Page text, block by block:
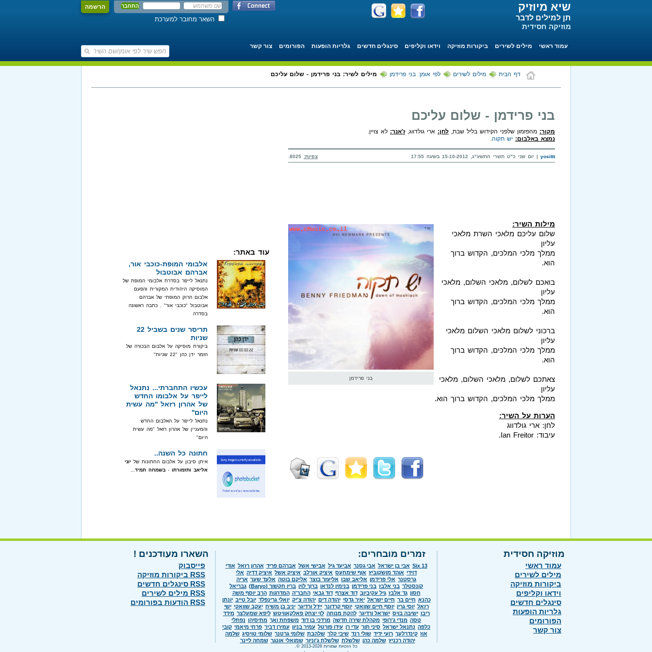
הרשמה
השאר מחובר למערכת
שיא מיוזיק
תן למילים לדבר
מוזיקה חסידית
עמוד ראשי מילים לשירים ביקורות מוזיקה וידאו וקליפים סינגלים חדשים גלריות הופעות הפורומים צור קשר
דף הבית מילים לשירים לפי אומן: בני פרידמן מילים לשיר: בני פרידמן - שלום עליכם
בני פרידמן - שלום עליכם
מקור: מהפזמון שלפני הקידוש בליל שבת, לחן: ארי גולדווג,ז'אנר: לא צויין.
נמצא באלבום: יש תקוה
yosittt | יום שני כ"ט תשרי התשע"ג, 15-10-2012 בשעה 17:55 צפיות:
בני פרידמן
מילות השיר:
שלום עליכם מלאכי השרת מלאכי
עליון
ממלך מלכי המלכים, הקדוש ברוך
הוא.
בואכם לשלום, מלאכי השלום, מלאכי
עליון
ממלך מלכי המלכים, הקדוש ברוך
הוא.
ברכוני לשלום מלאכי השלום מלאכי
עליון
ממלך מלכי המלכים, הקדוש ברוך
הוא.
צאתכם לשלום, מלאכי השלום, מלאכי
עליון
ממלך מלכי המלכים, הקדוש ברוך הוא.
הערות על השיר:
לחן: ארי גולדווג
עיבוד: Ian Freitor.
עוד באתר:
אלבומי המופת-כוכבי אור,
אברהם אבוטבול
נתנאל לייפר בסדרת אלבומי המופת של
המוסיקה היהודית המקורית והפעם
אלבום הרוק המופתי של אברהם
אבוטבול "כוכבי אור" . כתבה ראשונה
בסדרה
תריסר שנים בשביל 22
שניות
ביקורת מוסיקה על אלבום הבכורה של
הזמר ידן כהן "22 שניות"
עכשיו התחברתי... נתנאל
לייפר על אלבומו החדש
של אהרון רזאל ''מה עשית
היום''
נתנאל לייפר על האלבום החדש
והמעניין של אהרון רזאל "מה עשית
היום"
חתונה כל השנה..
איתן סיבון על אלבום החתונות של יוני
אליאב ותזמורתו - בשמחה תמיד
מוזיקה חסידית
עמוד ראשי
מילים לשירים
ביקורות מוזיקה
וידאו וקליפים
סינגלים חדשים
גלריות הופעות
הפורומים
צור קשר
זמרים מובחרים:
Six 13 אבי בן ישראל אבי גסנר אביעד גיל אבישי אשל אברהם פריד אהרון רזאל אודי
דוידי אוהד מושקוביץ אוף שימחעס איציק אורלב איציק אשל איציק דדיה אלי
גרסטנר אלי פרידמן אליאב שבו אליעזר בוצר אליקם בוטה אלעד שער אריה
קונסטלר בני אלבז בני פרידמן בנימין לנדאו ברוך לוין בריו חקשור (Baryo)
גבריאל
חסון גד אלבז גיל עקיביוב דוד אצרף דוד גבאי החבר'ה המדרגות הרב יוסף משה
כהנא חיים בר חיים ישראל יאיר גדסי יהודה דים יהודה צ'יק יואלי גרינפלד יובל טייב יונתן
רזאל יוסי גרין יוסף חיים שוואקי יוסף קרדונר יידל ורדיגר יניב בן משיח יעקב שוואקי ישי
ריבו ישיבה בויס ישראל ורדיגר להקת מנוחה לוי יצחק פאלקאוויטש ליפא שמעלצר מידד
טסה מנדי ג'רופי מקהלת שירה חדשה מרדכי בן דוד משפחת ואך מתיסיהו נפתלי
כלפה נתנאל ישראל סיני תור עדי רן עידו פורטל עמיר בניון עמירן דביר פרחי מיאמי קובי
אוז קינדרלעך רועי ידיד שולי רנד שיבי קלר שלהבת שלומי גרטנר שלומי טויסיג שלמה
יהודה רכניץ שלמה כהן שלשלת שלשלת ג'וניור שמואלי אונגר שמחה ליינר
השארו מעודכנים !
פייסבוק
RSS ביקורות מוזיקה
RSS סינגלים חדשים
RSS מילים לשירים
RSS הודעות בפורומים
כל הזכויות שמורות 2013-2026 ©.